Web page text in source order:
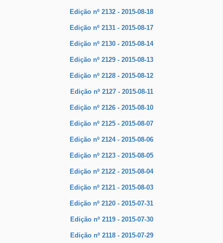
Edição nº 2132 - 2015-08-18
Edição nº 2131 - 2015-08-17
Edição nº 2130 - 2015-08-14
Edição nº 2129 - 2015-08-13
Edição nº 2128 - 2015-08-12
Edição nº 2127 - 2015-08-11
Edição nº 2126 - 2015-08-10
Edição nº 2125 - 2015-08-07
Edição nº 2124 - 2015-08-06
Edição nº 2123 - 2015-08-05
Edição nº 2122 - 2015-08-04
Edição nº 2121 - 2015-08-03
Edição nº 2120 - 2015-07-31
Edição nº 2119 - 2015-07-30
Edição nº 2118 - 2015-07-29